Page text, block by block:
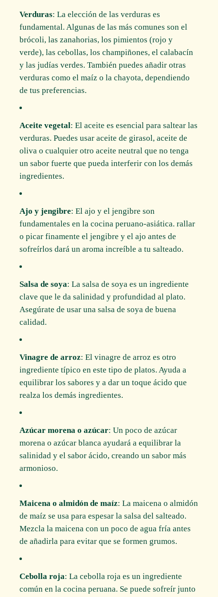
Verduras: La elección de las verduras es
fundamental. Algunas de las más comunes son el
brócoli, las zanahorias, los pimientos (rojo y
verde), las cebollas, los champiñones, el calabacín
y las judías verdes. También puedes añadir otras
verduras como el maíz o la chayota, dependiendo
de tus preferencias.
Aceite vegetal: El aceite es esencial para saltear las
verduras. Puedes usar aceite de girasol, aceite de
oliva o cualquier otro aceite neutral que no tenga
un sabor fuerte que pueda interferir con los demás
ingredientes.
Ajo y jengibre: El ajo y el jengibre son
fundamentales en la cocina peruano-asiática. rallar
o picar finamente el jengibre y el ajo antes de
sofreírlos dará un aroma increíble a tu salteado.
Salsa de soya: La salsa de soya es un ingrediente
clave que le da salinidad y profundidad al plato.
Asegúrate de usar una salsa de soya de buena
calidad.
Vinagre de arroz: El vinagre de arroz es otro
ingrediente típico en este tipo de platos. Ayuda a
equilibrar los sabores y a dar un toque ácido que
realza los demás ingredientes.
Azúcar morena o azúcar: Un poco de azúcar
morena o azúcar blanca ayudará a equilibrar la
salinidad y el sabor ácido, creando un sabor más
armonioso.
Maicena o almidón de maíz: La maicena o almidón
de maíz se usa para espesar la salsa del salteado.
Mezcla la maicena con un poco de agua fría antes
de añadirla para evitar que se formen grumos.
Cebolla roja: La cebolla roja es un ingrediente
común en la cocina peruana. Se puede sofreír junto